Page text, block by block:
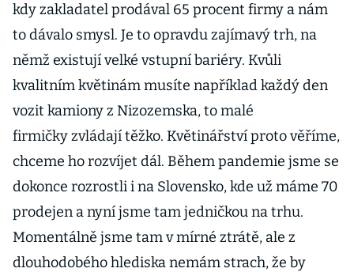
kdy zakladatel prodával 65 procent firmy a nám
to dávalo smysl. Je to opravdu zajímavý trh, na
němž existují velké vstupní bariéry. Kvůli
kvalitním květinám musíte například každý den
vozit kamiony z Nizozemska, to malé
firmičky zvládají těžko. Květinářství proto věříme,
chceme ho rozvíjet dál. Během pandemie jsme se
dokonce rozrostli i na Slovensko, kde už máme 70
prodejen a nyní jsme tam jedničkou na trhu.
Momentálně jsme tam v mírné ztrátě, ale z
dlouhodobého hlediska nemám strach, že by